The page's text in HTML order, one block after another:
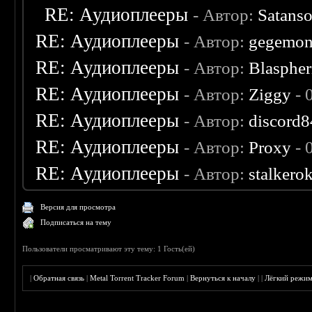
RE: Аудиоплееры - Автор:
RE: Аудиоплееры - Автор:
RE: Аудиоплееры - Автор:
RE: Аудиоплееры - Автор: Ziggy -
RE: Аудиоплееры - Автор:
RE: Аудиоплееры - Автор:Proxy -
RE: Аудиоплееры - Автор:
Версия для просмотра
Подписаться на тему
Пользователи просматривают эту тему: 1 Гость(ей)
|Обратная связь |Metal Torrent Tracker Forum |Вернуться к началу ||Лёгкий